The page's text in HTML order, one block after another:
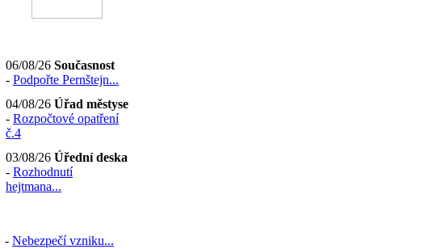
06/08/26 Současnost
- Podpořte Pernštejn...
04/08/26 Úřad městyse
- Rozpočtové opatření
č.4
03/08/26 Úřední deska
- Rozhodnutí
hejtmana...
- Nebezpečí vzniku...